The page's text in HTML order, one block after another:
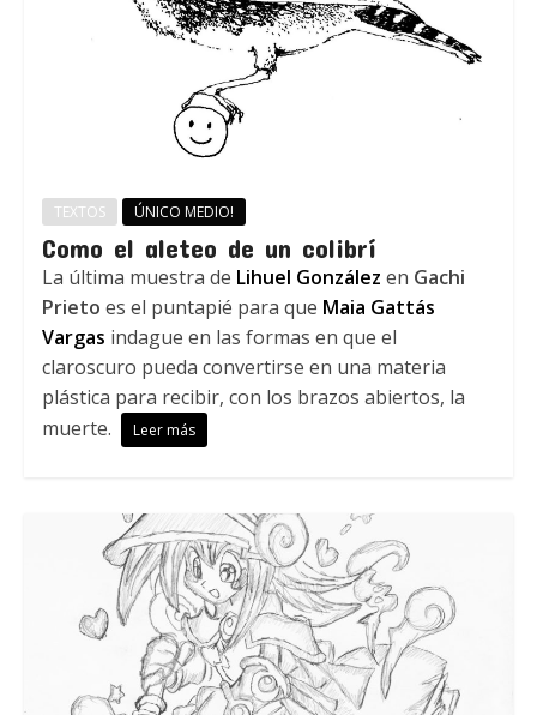
TEXTOS ÚNICO MEDIO!
Como el aleteo de un colibrí
La última muestra de Lihuel González en Gachi
Prieto es el puntapié para que Maia Gattás
Vargas indague en las formas en que el
claroscuro pueda convertirse en una materia
plástica para recibir, con los brazos abiertos, la
muerte.
Leer más